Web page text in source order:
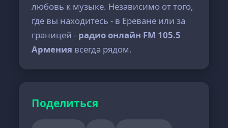
любовь к музыке. Независимо от того,
где вы находитесь - в Ереване или за
границей - радио онлайн FM 105.5
Армения всегда рядом.
Поделиться